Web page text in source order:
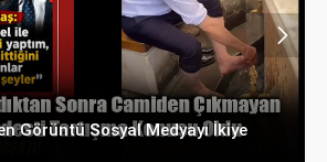
Görüntü Sosyal Medyayı İkiye